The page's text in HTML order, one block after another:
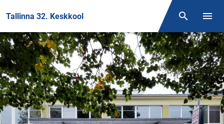
Tallinna 32. Keskkool Otsing
Front page